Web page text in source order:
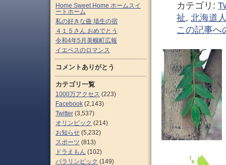
カテゴリ:
祉, 北海道
この記事へ
Home Sweet Home ホームスイ
ートホーム
私の好きな曲 埴生の宿
４１５さん おめでとう
令和4年5月美幌町広報
イエペスのロマンス
コメントありがとう
カテゴリ一覧
1000万アクセス (223)
Facebook (2,143)
Twitter (3,537)
オリンピック (214)
お知らせ (5,232)
スポーツ (813)
ドラえもん (102)
パラリンピック (149)